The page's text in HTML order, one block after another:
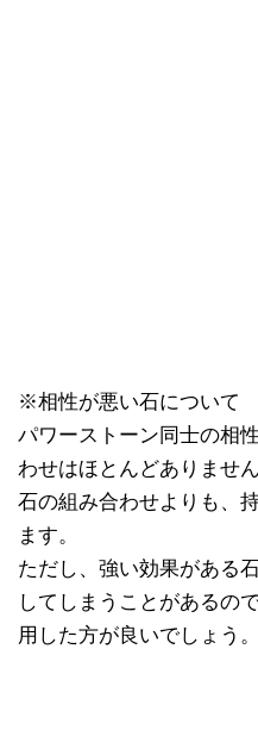
※相性が悪い石について
パワーストーン同士の相
わせはほとんどありませ
石の組み合わせよりも、
ます。
ただし、強い効果がある
してしまうことがあるの
用した方が良いでしょう。